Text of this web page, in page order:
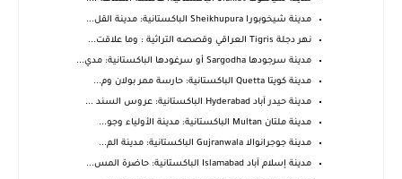
مدينة شيخوبورا Sheikhupura الباكستانية: مدينة القل...
نهر دجلة Tigris العراقي وقصصه التراثية : وما علاقت...
مدينة سرجودها Sargodha أو سرغودها الباكستانية: مدي...
مدينة كويتا Quetta الباكستانية: حارسة ممر بولان وم...
مدينة حيدر آباد Hyderabad الباكستانية: عروس السند ...
مدينة ملتان Multan الباكستانية: مدينة الأولياء وجو...
مدينة جوجرانوالا Gujranwala الباكستانية: مدينة الم...
مدينة إسلام آباد Islamabad الباكستانية: حاضرة المس...